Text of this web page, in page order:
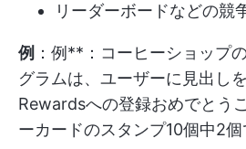
リーダーボードなどの競
例 ：例**：コーヒーショップ
グラムは、ユーザーに見出し
Rewardsへの登録おめでとう
ーカードのスタンプ10個中2個